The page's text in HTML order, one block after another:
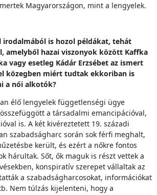
Magyarországon, mint a lengyelek.
irodalmából is hozol példákat, tehát
amelyből hazai viszonyok között Kaffka
vagy esetleg Kádár Erzsébet az ismert
közegben miért tudtak ekkoriban is
a női alkotók?
élő lengyelek függetlenségi ügye
a társadalmi emancipációval,
is. A két kivéreztetett 19. századi
szabadságharc során sok férfi meghalt,
került, és ezért a nőkre fontos
hárultak. Sőt, ők maguk is részt vettek a
konspiratív szerepet vállaltak az
a szabadságharcosokat, információkat
Nem túlzás kijelenteni, hogy a